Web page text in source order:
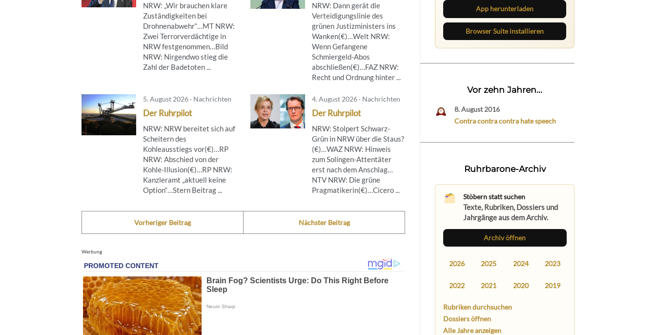
NRW: „Wir brauchen klare
Zuständigkeiten bei
Drohnenabwehr“…MT NRW:
Zwei Terrorverdächtige in
NRW festgenommen…Bild
NRW: Nirgendwo stieg die
Zahl der Badetoten ...
NRW: Dann gerät die
Verteidigungslinie des
grünen Justizministers ins
Wanken(€)…Welt NRW:
Wenn Gefangene
Schmiergeld-Abos
abschließen(€)…FAZ NRW:
Recht und Ordnung hinter ...
5. August 2026 · Nachrichten
Der Ruhrpilot
NRW: NRW bereitet sich auf
Scheitern des
Kohleausstiegs vor(€)…RP
NRW: Abschied von der
Kohle-Illusion(€)…RP NRW:
Kanzleramt „aktuell keine
Option“…Stern Beitrag ...
4. August 2026 · Nachrichten
Der Ruhrpilot
NRW: Stolpert Schwarz-
Grün in NRW über die Staus?
(€)…WAZ NRW: Hinweis
zum Solingen-Attentäter
erst nach dem Anschlag…
NTV NRW: Die grüne
Pragmatikerin(€)…Cicero ...
Vorheriger Beitrag Nächster Beitrag
Werbung
App herunterladen
Browser Suite installieren
Vor zehn Jahren...
8. August 2016
Contra contra contra hate speech
Ruhrbarone-Archiv
Stöbern statt suchen
Texte, Rubriken, Dossiers und
Jahrgänge aus dem Archiv.
Archiv öffnen
2026 2025 2024 2023
2022 2021 2020 2019
Rubriken durchsuchen
Dossiers öffnen
Alle Jahre anzeigen